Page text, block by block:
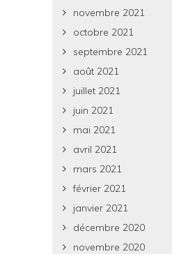
novembre 2021
octobre 2021
septembre 2021
août 2021
juillet 2021
juin 2021
mai 2021
avril 2021
mars 2021
février 2021
janvier 2021
décembre 2020
novembre 2020